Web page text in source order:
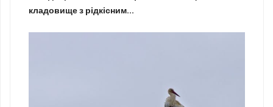
кладовище з рідкісним...